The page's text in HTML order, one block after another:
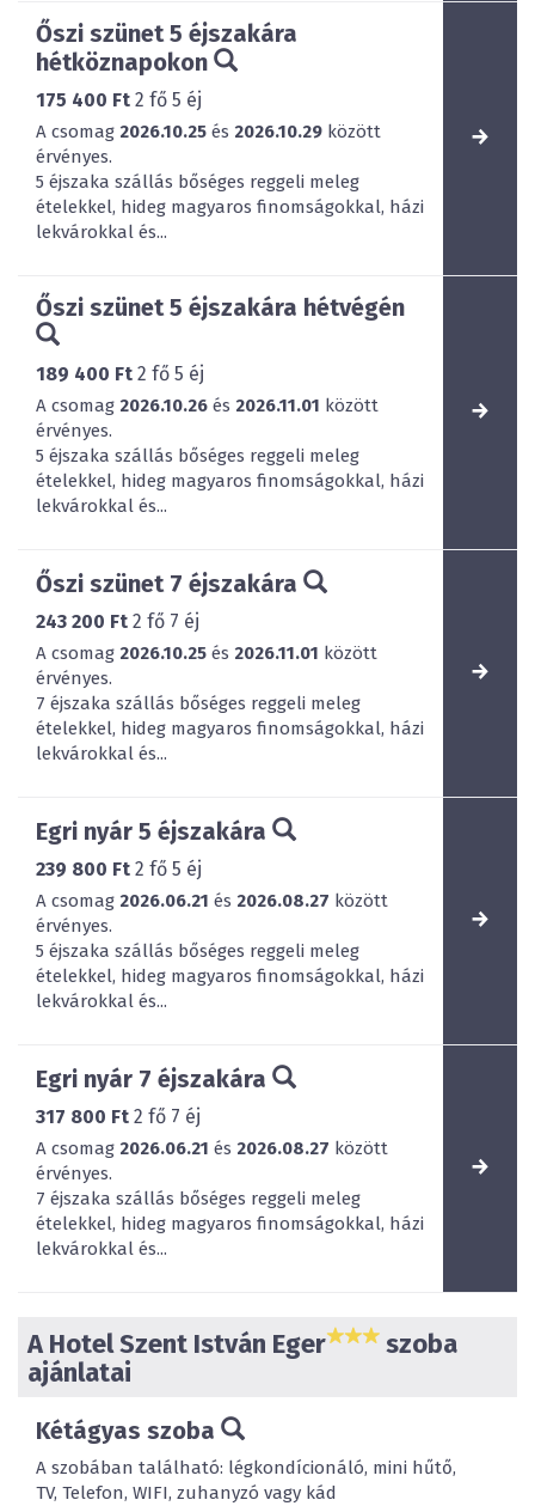
Őszi szünet 5 éjszakára
hétköznapokon
175 400 Ft 2 fő 5 éj
A csomag 2026.10.25 és 2026.10.29 között
érvényes.
5 éjszaka szállás bőséges reggeli meleg
ételekkel, hideg magyaros finomságokkal, házi
lekvárokkal és...
Őszi szünet 5 éjszakára hétvégén
189 400 Ft 2 fő 5 éj
A csomag 2026.10.26 és 2026.11.01 között
érvényes.
5 éjszaka szállás bőséges reggeli meleg
ételekkel, hideg magyaros finomságokkal, házi
lekvárokkal és...
Őszi szünet 7 éjszakára
243 200 Ft 2 fő 7 éj
A csomag 2026.10.25 és 2026.11.01 között
érvényes.
7 éjszaka szállás bőséges reggeli meleg
ételekkel, hideg magyaros finomságokkal, házi
lekvárokkal és...
Egri nyár 5 éjszakára
239 800 Ft 2 fő 5 éj
A csomag 2026.06.21 és 2026.08.27 között
érvényes.
5 éjszaka szállás bőséges reggeli meleg
ételekkel, hideg magyaros finomságokkal, házi
lekvárokkal és...
Egri nyár 7 éjszakára
317 800 Ft 2 fő 7 éj
A csomag 2026.06.21 és 2026.08.27 között
érvényes.
7 éjszaka szállás bőséges reggeli meleg
ételekkel, hideg magyaros finomságokkal, házi
lekvárokkal és...
A Hotel Szent István Eger
szoba
ajánlatai
Kétágyas szoba
A szobában található: légkondícionáló, mini hűtő,
TV, Telefon, WIFI, zuhanyzó vagy kád